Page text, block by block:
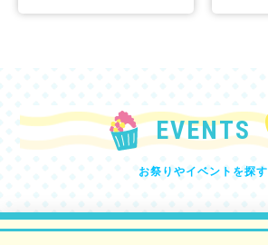
EVENTS
お祭りやイベントを探す